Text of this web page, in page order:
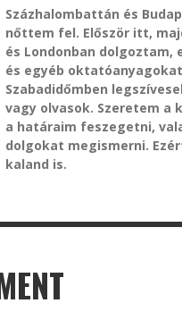
Százhalombattán és
nőttem fel. Először itt,
és Londonban dolgoztam,
és egyéb
Szabadidőmben
vagy olvasok. Szeretem a
a határaim feszegetni,
dolgokat megismerni.
kaland is.